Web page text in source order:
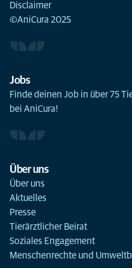
Disclaimer
©AniCura 2025
Jobs
Finde deinen Job in über 75
bei AniCura!
Über uns
Über uns
Aktuelles
Presse
Tierärztlicher Beirat
Soziales Engagement
Menschenrechte und